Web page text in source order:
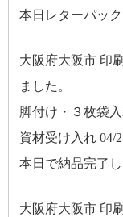
本日レターパッ
大阪府大阪市 印
ました。
脚付け・３枚袋
資材受け入れ 04/
本日で納品完了し
大阪府大阪市 印